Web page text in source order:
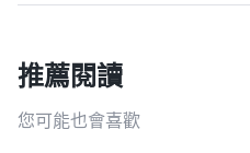
推薦閱讀
您可能也會喜歡